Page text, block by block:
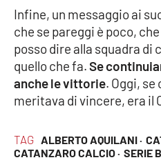
Vibo Valentia
Reggio Calabria
Cosenza
TAG ALBERTO AQUILANI ·
CATANZARO CALCIO · SERIE B
Infine, un messaggio ai
che se pareggi è poco,
posso dire alla squadra di
quello che fa.Se
anche le vittorie. Oggi, se
meritava di vincere, era il